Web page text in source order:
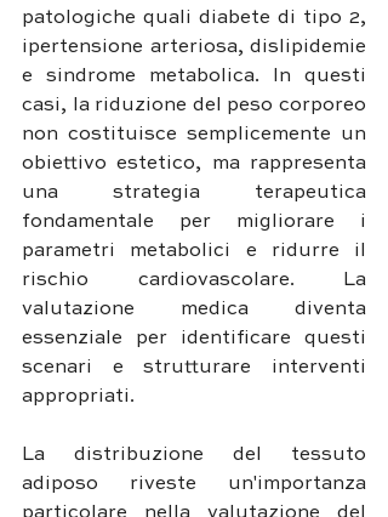
patologiche quali diabete di tipo 2,
ipertensione arteriosa, dislipidemie
e sindrome metabolica. In questi
casi, la riduzione del peso corporeo
non costituisce semplicemente un
obiettivo estetico, ma rappresenta
una strategia terapeutica
fondamentale per migliorare i
parametri metabolici e ridurre il
rischio cardiovascolare. La
valutazione medica diventa
essenziale per identificare questi
scenari e strutturare interventi
appropriati.
La distribuzione del tessuto
adiposo riveste un'importanza
particolare nella valutazione del